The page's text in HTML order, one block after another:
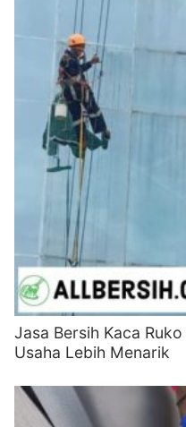
Jasa Bersih Kaca
Usaha Lebih Menarik